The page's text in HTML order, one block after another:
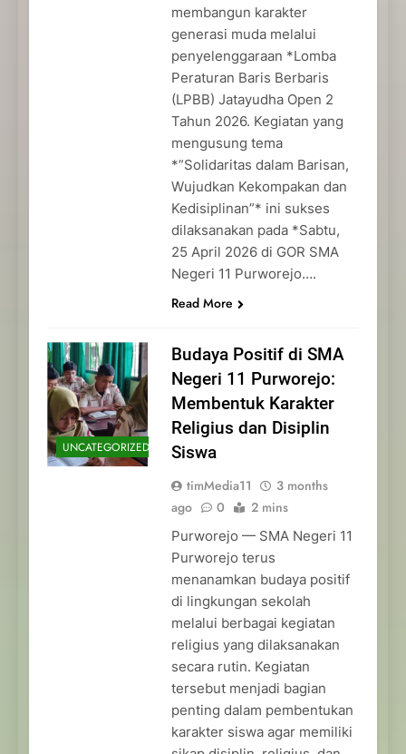
membangun karakter
generasi muda melalui
penyelenggaraan *Lomba
Peraturan Baris Berbaris
(LPBB) Jatayudha Open 2
Tahun 2026. Kegiatan yang
mengusung tema
*”Solidaritas dalam Barisan,
Wujudkan Kekompakan dan
Kedisiplinan”* ini sukses
dilaksanakan pada *Sabtu,
25 April 2026 di GOR SMA
Negeri 11 Purworejo….
Read More
UNCATEGORIZED
Budaya Positif di SMA
Negeri 11 Purworejo:
Membentuk Karakter
Religius dan Disiplin
Siswa
timMedia11
3 months
ago
0 2 mins
Purworejo — SMA Negeri 11
Purworejo terus
menanamkan budaya positif
di lingkungan sekolah
melalui berbagai kegiatan
religius yang dilaksanakan
secara rutin. Kegiatan
tersebut menjadi bagian
penting dalam pembentukan
karakter siswa agar memiliki